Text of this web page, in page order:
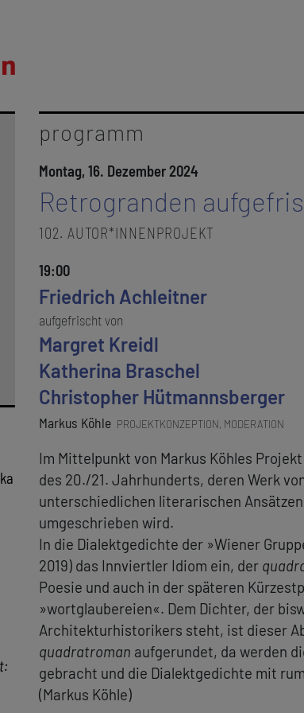
programm
Montag, 16. Dezember 2024
Retrogranden
102. AUTOR*INNENPROJEKT
19:00
Friedrich Achleitner
aufgefrischt von
Margret Kreidl
Katherina Braschel
Christopher Hütmannsberger
Markus Köhle PROJEKTKONZEPTION, MODERATION
Im Mittelpunkt von Markus Köhles
des 20./21. Jahrhunderts, deren Werk
unterschiedlichen literarischen
umgeschrieben wird.
In die Dialektgedichte der »Wiener
2019) das Innviertler Idiom ein, der
Poesie und auch in der späteren
»wortglaubereien«. Dem Dichter, der
Architekturhistorikers steht, ist dieser
quadratroman aufgerundet, da werden
gebracht und die Dialektgedichte mit
(Markus Köhle)